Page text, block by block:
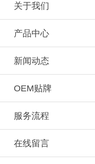
关于我们
产品中心
新闻动态
OEM贴牌
服务流程
在线留言